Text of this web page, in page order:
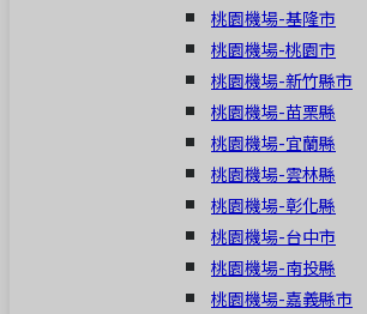
桃園機場-基隆市
桃園機場-桃園市
桃園機場-新竹縣市
桃園機場-苗栗縣
桃園機場-宜蘭縣
桃園機場-雲林縣
桃園機場-彰化縣
桃園機場-台中市
桃園機場-南投縣
桃園機場-嘉義縣市